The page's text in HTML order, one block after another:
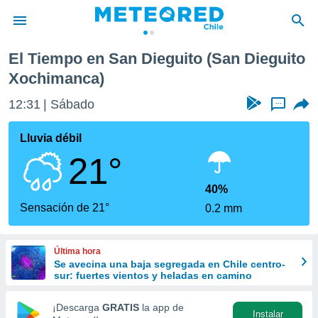
de
para
la
calidad.
a este
las
forma
digital
El Tiempo en San Dieguito (San Dieguito
Xochimanca)
12:31 Sábado ...
Lluvia débil
21°
Sensación de 21°
40%
0.2 mm
Última hora
Se avecina una baja segregada en Chile centro-
sur: fuertes vientos y heladas en camino
¡Descarga GRATIS la app de
Instalar